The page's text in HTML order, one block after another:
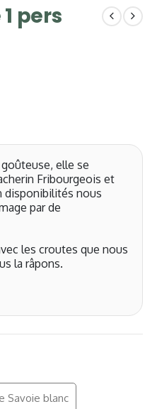
pers
elle se
Fribourgeois et
disponibilités nous
par de
les croutes que nous
la râpons.
Savoie blanc